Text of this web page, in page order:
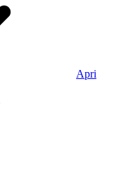
Apri